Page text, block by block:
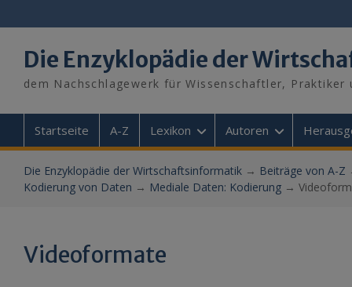
to
Die Enzyklopädie der
dem Nachschlagewerk für Wissenschaftler, Praktiker
Startseite A-Z Lexikon Autoren
Die Enzyklopädie der Wirtschaftsinformatik→ Beiträge von A-Z
Kodierung von Daten → Mediale Daten: Kodierung→
Videoformate